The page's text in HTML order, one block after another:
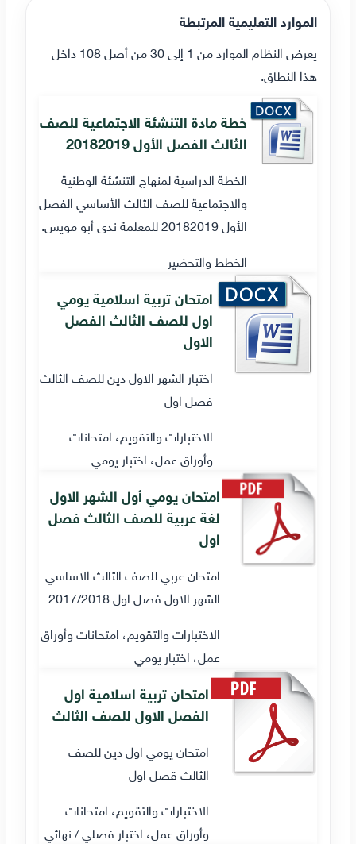
الموارد التعليمية المرتبطة
يعرض النظام الموارد من 1 إلى 30 من أصل 108 داخل
هذا النطاق.
خطة مادة التنشئة الاجتماعية للصف
الثالث الفصل الأول 20182019
الخطة الدراسية لمنهاج التنشئة الوطنية
والاجتماعية للصف الثالث الأساسي الفصل
الأول 20182019 للمعلمة ندى أبو مويس.
الخطط والتحضير
امتحان تربية اسلامية يومي
اول للصف الثالث الفصل
الاول
اختبار الشهر الاول دين للصف الثالث
فصل اول
الاختبارات والتقويم، امتحانات
وأوراق عمل، اختبار يومي
امتحان يومي أول الشهر الاول
لغة عربية للصف الثالث فصل
اول
امتحان عربي للصف الثالث الاساسي
الشهر الاول فصل اول 2017/2018
الاختبارات والتقويم، امتحانات وأوراق
عمل، اختبار يومي
امتحان تربية اسلامية اول
الفصل الاول للصف الثالث
امتحان يومي اول دين للصف
الثالث قصل اول
الاختبارات والتقويم، امتحانات
وأوراق عمل، اختبار فصلي / نهائي